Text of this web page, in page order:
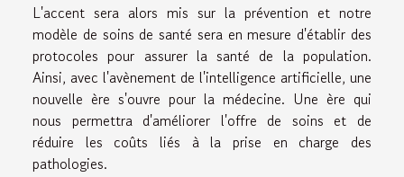
L'accent sera alors mis sur la prévention et notre
modèle de soins de santé sera en mesure d'établir des
protocoles pour assurer la santé de la population.
Ainsi, avec l'avènement de l'intelligence artificielle, une
nouvelle ère s'ouvre pour la médecine. Une ère qui
nous permettra d'améliorer l'offre de soins et de
réduire les coûts liés à la prise en charge des
pathologies.